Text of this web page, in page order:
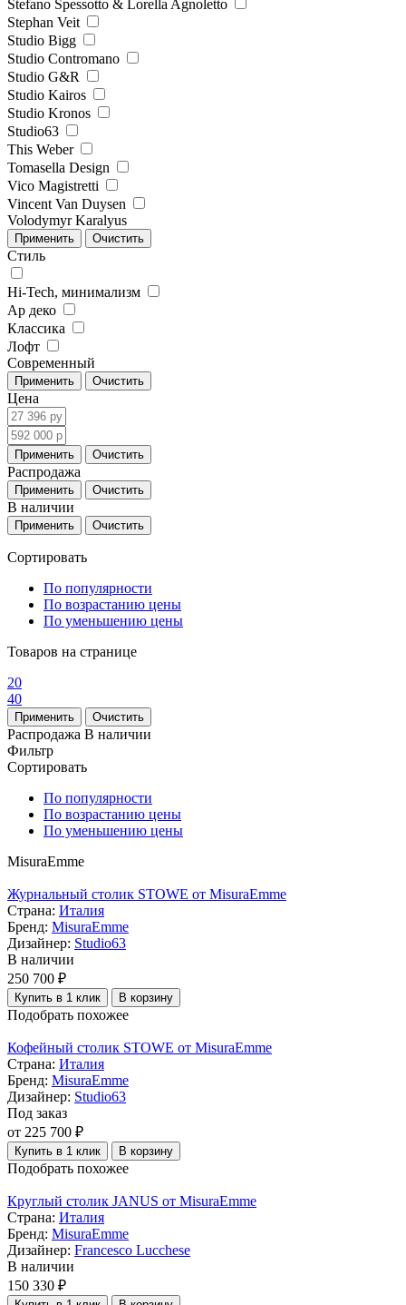
Stefano Spessotto & Lorella Agnoletto
Stephan Veit
Studio Bigg
Studio Contromano
Studio G&R
Studio Kairos
Studio Kronos
Studio63
This Weber
Tomasella Design
Vico Magistretti
Vincent Van Duysen
Volodymyr Karalyus
Стиль
Hi-Tech, минимализм
Ар деко
Классика
Лофт
Современный
Цена
Распродажа
В наличии
Сортировать
По популярности
По возрастанию цены
По уменьшению цены
Товаров на странице
20
40
Распродажа В наличии
Фильтр
Сортировать
По популярности
По возрастанию цены
По уменьшению цены
MisuraEmme
Журнальный столик STOWE от MisuraEmme
Страна: Италия
Бренд: MisuraEmme
Дизайнер: Studio63
В наличии
250 700 ₽
Купить в 1 клик В корзину
Подобрать похожее
Кофейный столик STOWE от MisuraEmme
Страна: Италия
Бренд: MisuraEmme
Дизайнер: Studio63
Под заказ
от 225 700 ₽
Купить в 1 клик В корзину
Подобрать похожее
Круглый столик JANUS от MisuraEmme
Страна: Италия
Бренд: MisuraEmme
Дизайнер: Francesco Lucchese
В наличии
150 330 ₽